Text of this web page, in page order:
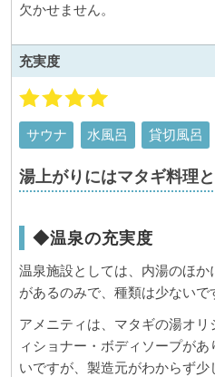
欠かせません。
充実度
サウナ 水風呂 貸切風呂
湯上がりにはマタギ料理
◆温泉の充実度
温泉施設としては、内湯のほ
があるのみで、種類は少ないで
アメニティは、マタギの湯オ
ィショナー・ボディソープが
いですが、製造元がわからず少